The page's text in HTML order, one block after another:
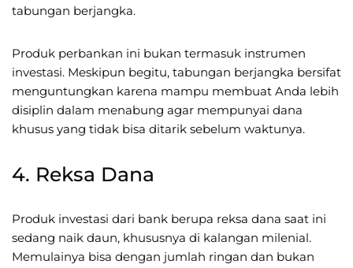
tabungan berjangka.
Produk perbankan ini bukan termasuk instrumen
investasi. Meskipun begitu, tabungan berjangka bersifat
menguntungkan karena mampu membuat Anda lebih
disiplin dalam menabung agar mempunyai dana
khusus yang tidak bisa ditarik sebelum waktunya.
4. Reksa Dana
Produk investasi dari bank berupa reksa dana saat ini
sedang naik daun, khususnya di kalangan milenial.
Memulainya bisa dengan jumlah ringan dan bukan